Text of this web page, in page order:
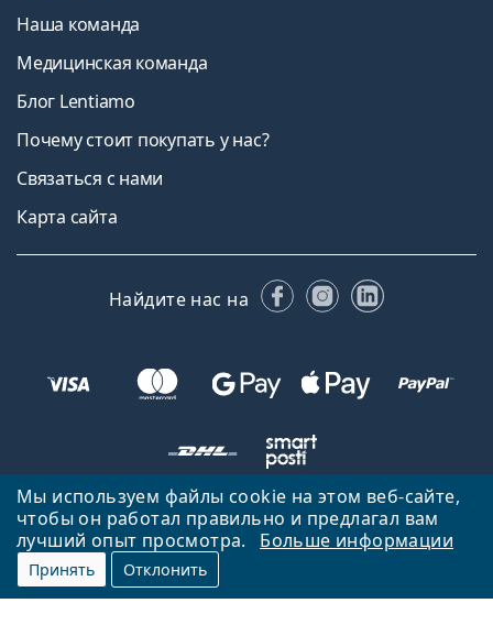
Мы используем файлы cookie на этом веб-сайте,
чтобы он работал правильно и предлагал вам
лучший опыт просмотра.
Больше информации
Принять Отклонить
Наша команда
Медицинская команда
Блог Lentiamo
Почему стоит покупать у нас?
Связаться с нами
Карта сайта
Найдите нас на FacebookInstagram
LinkedIn
Вернуться на главную страницу
Вверх
Lentiamo.lv принадлежит и управляется Lentiamo s.r.o., Чешская
Республика